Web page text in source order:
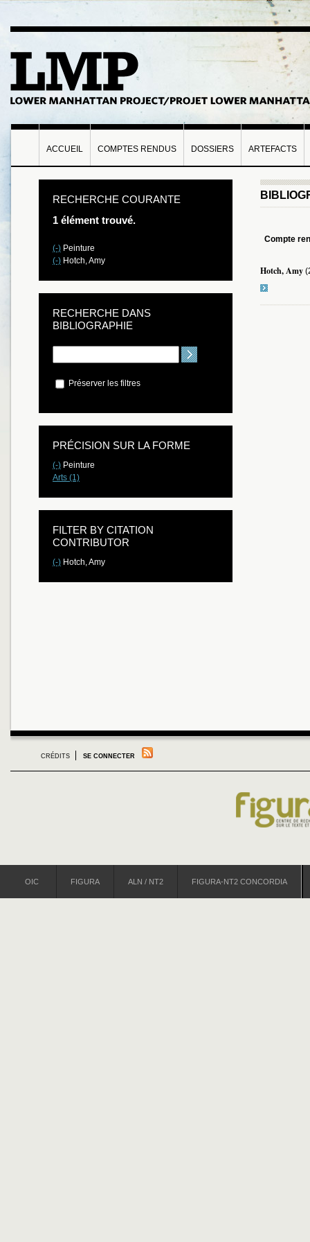
ACCUEIL COMPTES RENDUS DOSSIERS ARTEFACTS
Compte
Hotch, Amy
RECHERCHE COURANTE
1 élément trouvé.
(-) Peinture
(-) Hotch, Amy
RECHERCHE DANS
BIBLIOGRAPHIE
Préserver les filtres
PRÉCISION SUR LA FORME
(-) Peinture
Arts (1)
FILTER BY CITATION
CONTRIBUTOR
(-) Hotch, Amy
CRÉDITS SE CONNECTER
OIC FIGURA ALN / NT2 FIGURA-NT2 CONCORDIA